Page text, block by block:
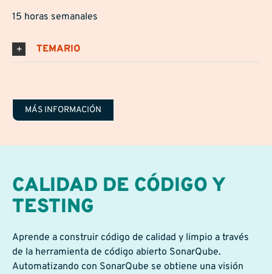
15 horas semanales
TEMARIO
MÁS INFORMACIÓN
CALIDAD DE CÓDIGO Y
TESTING
Aprende a construir código de calidad y limpio a través
de la herramienta de código abierto SonarQube.
Automatizando con SonarQube se obtiene una visión